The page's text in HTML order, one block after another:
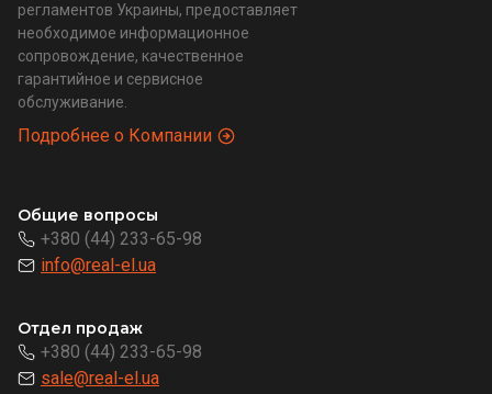
регламентов Украины, предоставляет
необходимое информационное
сопровождение, качественное
гарантийное и сервисное
обслуживание.
Подробнее о Компании
Общие вопросы
+380 (44) 233-65-98
info@real-el.ua
Отдел продаж
+380 (44) 233-65-98
sale@real-el.ua